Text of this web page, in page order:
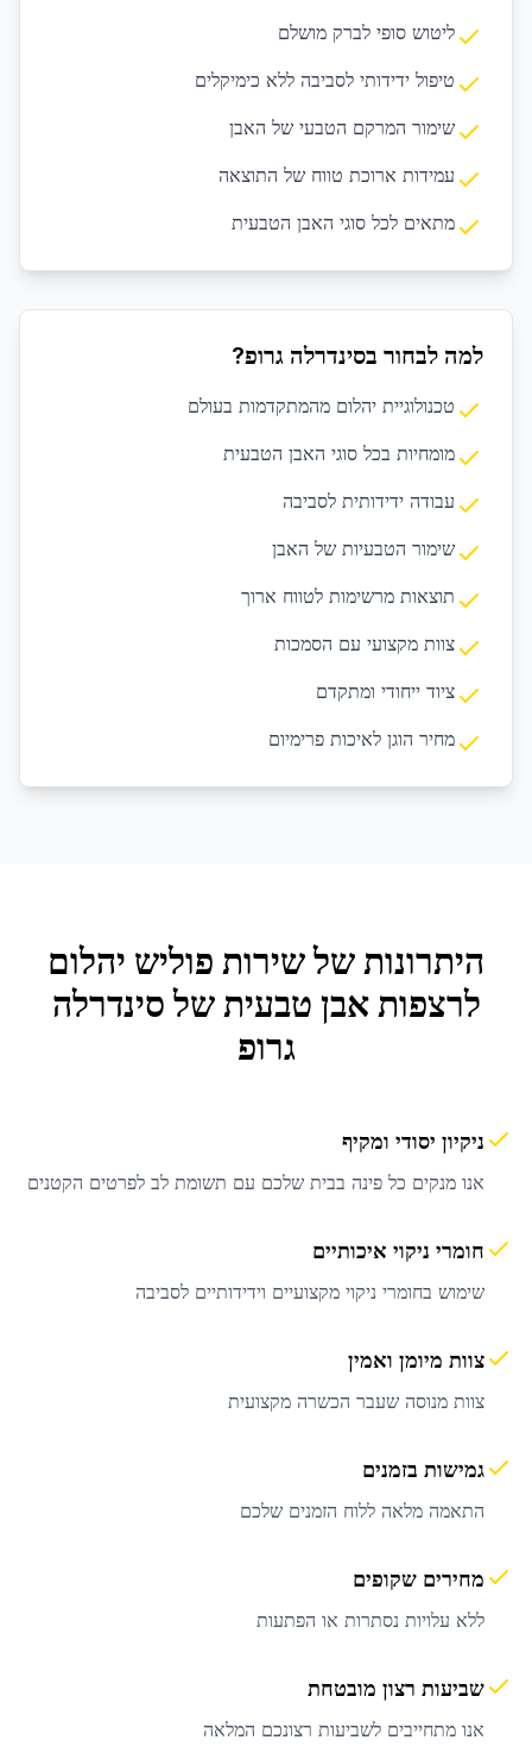
ליטוש סופי לברק מושלם
טיפול ידידותי לסביבה ללא כימיקלים
שימור המרקם הטבעי של האבן
עמידות ארוכת טווח של התוצאה
מתאים לכל סוגי האבן הטבעית
למה לבחור בסינדרלה גרופ?
טכנולוגיית יהלום מהמתקדמות בעולם
מומחיות בכל סוגי האבן הטבעית
עבודה ידידותית לסביבה
שימור הטבעיות של האבן
תוצאות מרשימות לטווח ארוך
צוות מקצועי עם הסמכות
ציוד ייחודי ומתקדם
מחיר הוגן לאיכות פרימיום
היתרונות של שירות פוליש יהלום
לרצפות אבן טבעית של סינדרלה
גרופ
ניקיון יסודי ומקיף
אנו מנקים כל פינה בבית שלכם עם תשומת לב לפרטים הקטנים
חומרי ניקוי איכותיים
שימוש בחומרי ניקוי מקצועיים וידידותיים לסביבה
צוות מיומן ואמין
צוות מנוסה שעבר הכשרה מקצועית
גמישות בזמנים
התאמה מלאה ללוח הזמנים שלכם
מחירים שקופים
ללא עלויות נסתרות או הפתעות
שביעות רצון מובטחת
אנו מתחייבים לשביעות רצונכם המלאה